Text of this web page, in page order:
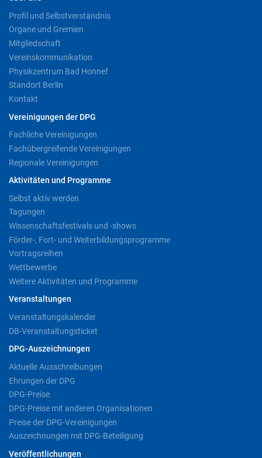
Profil und Selbstverständnis
Organe und Gremien
Mitgliedschaft
Vereinskommunikation
Physikzentrum Bad Honnef
Standort Berlin
Kontakt
Vereinigungen der DPG
Fachliche Vereinigungen
Fachübergreifende Vereinigungen
Regionale Vereinigungen
Aktivitäten und Programme
Selbst aktiv werden
Tagungen
Wissenschaftsfestivals und -shows
Förder-, Fort- und Weiterbildungsprogramme
Vortragsreihen
Wettbewerbe
Weitere Aktivitäten und Programme
Veranstaltungen
Veranstaltungskalender
DB-Veranstaltungsticket
DPG-Auszeichnungen
Aktuelle Ausschreibungen
Ehrungen der DPG
DPG-Preise
DPG-Preise mit anderen Organisationen
Preise der DPG-Vereinigungen
Auszeichnungen mit DPG-Beteiligung
Veröffentlichungen